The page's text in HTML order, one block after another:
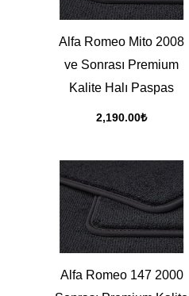
Alfa Romeo Mito 2008
ve Sonrası Premium
Kalite Halı Paspas
2,190.00₺
Alfa Romeo 147 2000